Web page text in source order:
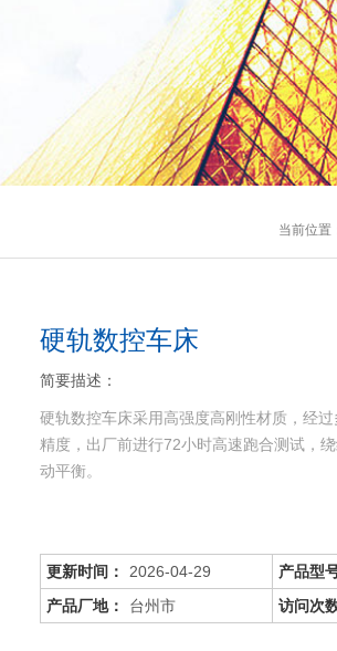
当前位置
硬轨数控车床
简要描述：
硬轨数控车床采用高强度高刚性材质，经
精度，出厂前进行72小时高速跑合测试，
动平衡。
更新时间： 2026-04-29 产品型
产品厂地：
台州市 访问次